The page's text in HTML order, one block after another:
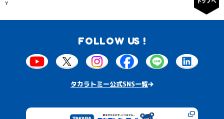
Y
FOLLOW US !
タカラトミー公式SNS一覧